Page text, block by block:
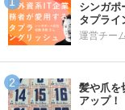
シンガポ
タプライ
運営チー
髪や爪を
アップ！